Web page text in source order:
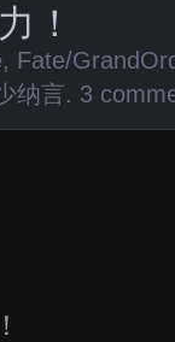
！
, Fate/
纳言. 3